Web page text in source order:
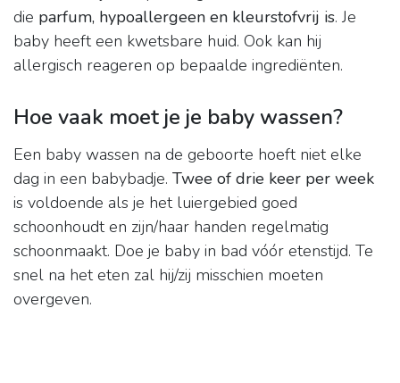
die parfum, hypoallergeen en kleurstofvrij is. Je
baby heeft een kwetsbare huid. Ook kan hij
allergisch reageren op bepaalde ingrediënten.
Hoe vaak moet je je baby wassen?
Een baby wassen na de geboorte hoeft niet elke
dag in een babybadje. Twee of drie keer per week
is voldoende als je het luiergebied goed
schoonhoudt en zijn/haar handen regelmatig
schoonmaakt. Doe je baby in bad vóór etenstijd. Te
snel na het eten zal hij/zij misschien moeten
overgeven.